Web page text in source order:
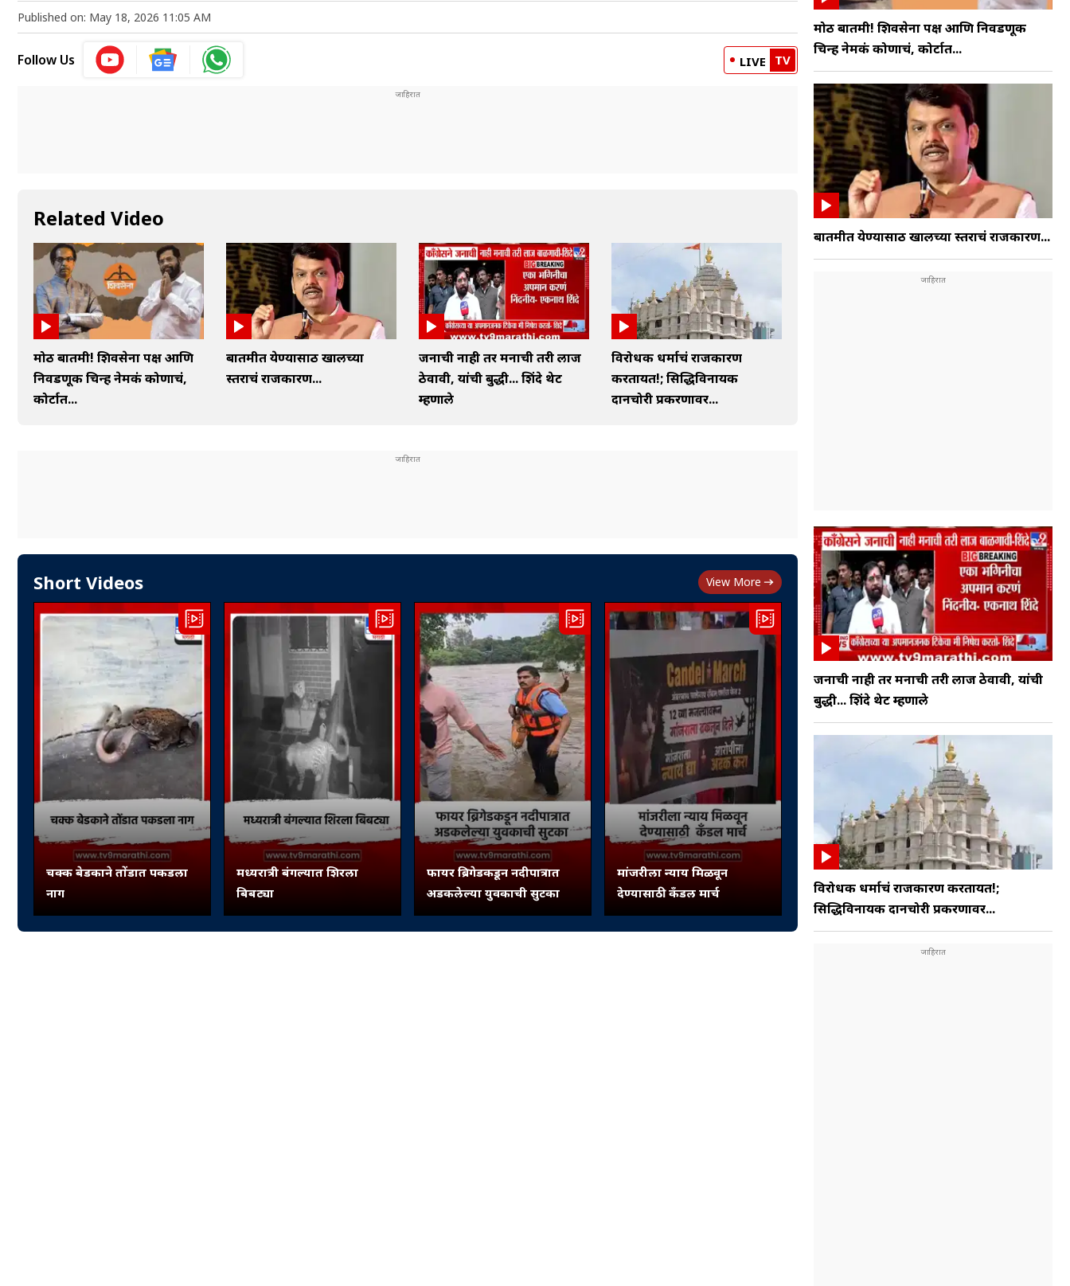
Published on: May 18, 2026 11:05 AM
Follow Us LIVE TV
Related Video
मोठी बातमी! शिवसेना पक्ष आणि
निवडणूक चिन्ह नेमकं कोणाचं,
कोर्टात...
बातमीत येण्यासाठी खालच्या
स्तराचं राजकारण...
जनाची नाही तर मनाची तरी लाज
ठेवावी, यांची बुद्धी... शिंदे थेट
म्हणाले
विरोधक धर्माचं राजकारण
करतायत!; सिद्धिविनायक
दानचोरी प्रकरणावर...
Short Videos View More
चक्क बेडकाने तोंडात पकडला
नाग
मध्यरात्री बंगल्यात शिरला
बिबट्या
फायर ब्रिगेडकडून नदीपात्रात
अडकलेल्या युवकाची सुटका
मांजरीला न्याय मिळवून
देण्यासाठी कँडल मार्च
मोठी बातमी! शिवसेना पक्ष आणि निवडणूक
चिन्ह नेमकं कोणाचं, कोर्टात...
बातमीत येण्यासाठी खालच्या स्तराचं राजकारण...
जनाची नाही तर मनाची तरी लाज ठेवावी, यांची
बुद्धी... शिंदे थेट म्हणाले
विरोधक धर्माचं राजकारण करतायत!;
सिद्धिविनायक दानचोरी प्रकरणावर...